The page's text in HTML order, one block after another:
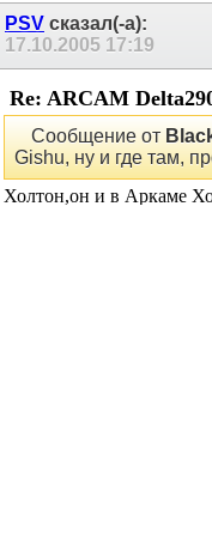
PSV сказал(-а):
17.10.2005 17:19
Re: ARCAM
Сообщение от
Gishu, ну и где там,